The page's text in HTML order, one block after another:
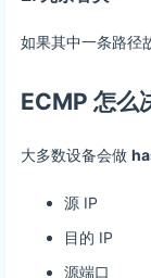
如果其中一条路径
ECMP 怎么
大多数设备会做
源 IP
目的 IP
源端口